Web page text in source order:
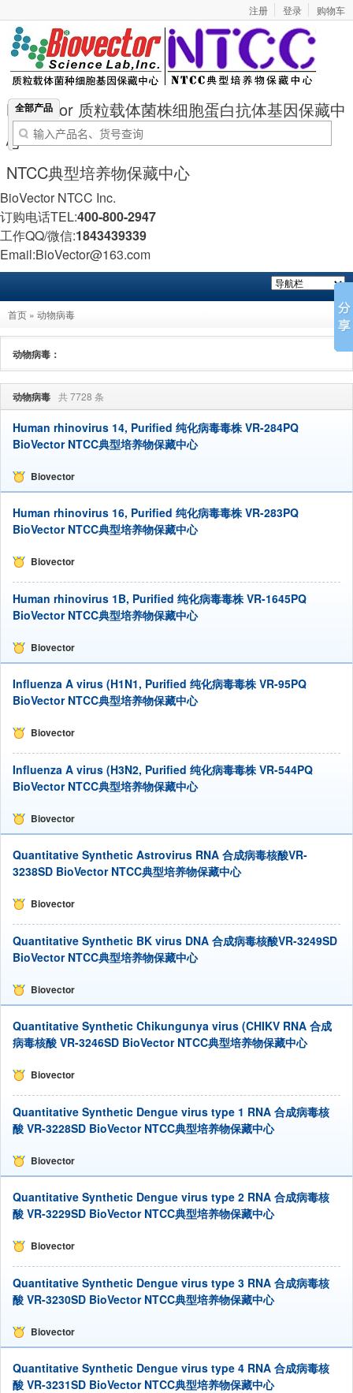
注册 登录 购物车
BioVector 质粒载体菌株细胞蛋白抗体基因保藏中
心
NTCC典型培养物保藏中心
全部产品
BioVector NTCC Inc.
订购电话TEL:400-800-2947
工作QQ/微信:1843439339
Email:BioVector@163.com
首页 » 动物病毒
动物病毒：
动物病毒 共 7728 条
Human rhinovirus 14, Purified 纯化病毒毒株 VR-284PQ
BioVector NTCC典型培养物保藏中心
Biovector
Human rhinovirus 16, Purified 纯化病毒毒株 VR-283PQ
BioVector NTCC典型培养物保藏中心
Biovector
Human rhinovirus 1B, Purified 纯化病毒毒株 VR-1645PQ
BioVector NTCC典型培养物保藏中心
Biovector
Influenza A virus (H1N1, Purified 纯化病毒毒株 VR-95PQ
BioVector NTCC典型培养物保藏中心
Biovector
Influenza A virus (H3N2, Purified 纯化病毒毒株 VR-544PQ
BioVector NTCC典型培养物保藏中心
Biovector
Quantitative Synthetic Astrovirus RNA 合成病毒核酸VR-
3238SD BioVector NTCC典型培养物保藏中心
Biovector
Quantitative Synthetic BK virus DNA 合成病毒核酸VR-3249SD
BioVector NTCC典型培养物保藏中心
Biovector
Quantitative Synthetic Chikungunya virus (CHIKV RNA 合成
病毒核酸 VR-3246SD BioVector NTCC典型培养物保藏中心
Biovector
Quantitative Synthetic Dengue virus type 1 RNA 合成病毒核
酸 VR-3228SD BioVector NTCC典型培养物保藏中心
Biovector
Quantitative Synthetic Dengue virus type 2 RNA 合成病毒核
酸 VR-3229SD BioVector NTCC典型培养物保藏中心
Biovector
Quantitative Synthetic Dengue virus type 3 RNA 合成病毒核
酸 VR-3230SD BioVector NTCC典型培养物保藏中心
Biovector
Quantitative Synthetic Dengue virus type 4 RNA 合成病毒核
酸 VR-3231SD BioVector NTCC典型培养物保藏中心